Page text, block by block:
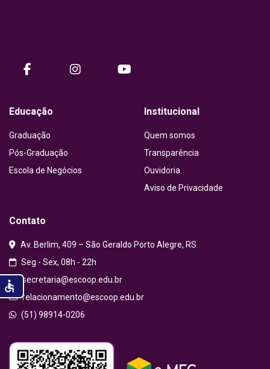
facebookinstagram
Educação
Graduação
Pós-Graduação
Escola de Negócios
Institucional
Quem somos
Transparência
Ouvidoria
Aviso de Privacidade
Contato
Av. Berlim, 409 – São Geraldo Porto Alegre, RS
Seg - Sex, 08h - 22h
secretaria@escoop.edu.br
relacionamento@escoop.edu.br
(51) 98914-0206
accessible